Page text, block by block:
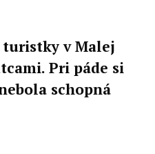
turistky v Malej
Pri páde si
schopná